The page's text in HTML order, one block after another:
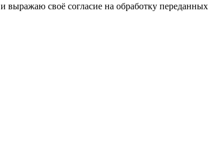
и выражаю своё согласие на обработку